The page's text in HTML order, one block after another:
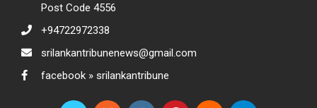
Post Code 4556
+94722972338
srilankantribunenews@gmail.com
facebook » srilankantribune